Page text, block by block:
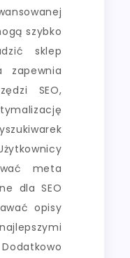
szybko
sklep
zapewnia
SEO,
meta
dla SEO
opisy